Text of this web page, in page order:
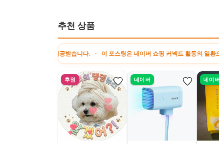
추천 상품
제공받습니다. · 이 포스팅은 네이버 쇼핑 커넥트 활동의 일환으로, 판매 발
후원 네이버 네이